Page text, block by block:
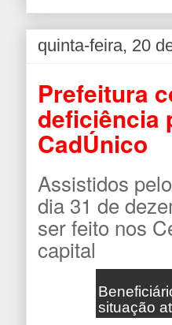
quinta-feira, 20
Prefeitura
deficiência
CadÚnico
Assistidos
dia 31 de
ser feito nos
capital
situação